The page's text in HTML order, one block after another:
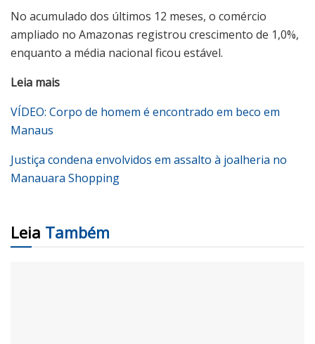
No acumulado dos últimos 12 meses, o comércio
ampliado no Amazonas registrou crescimento de 1,0%,
enquanto a média nacional ficou estável.
Leia mais
VÍDEO: Corpo de homem é encontrado em beco em
Manaus
Justiça condena envolvidos em assalto à joalheria no
Manauara Shopping
Leia Também